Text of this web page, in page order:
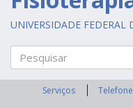
UNIVERSIDADE FEDERAL
Pesquisar
Serviços